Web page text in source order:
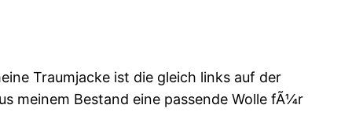
Traumjacke ist die gleich links auf der
meinem Bestand eine passende Wolle fÃ¼r